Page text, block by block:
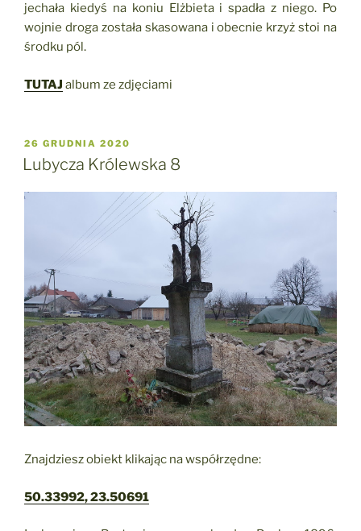
jechała kiedyś na koniu Elżbieta i spadła z niego. Po
wojnie droga została skasowana i obecnie krzyż stoi na
środku pól.
TUTAJ album ze zdjęciami
OPUBLIKOWANE
W
26 GRUDNIA 2020
Lubycza Królewska 8
Znajdziesz obiekt klikając na współrzędne:
50.33992, 23.50691